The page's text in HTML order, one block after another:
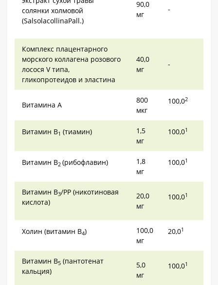
солянки холмовой
(SalsolacollinaPall.)
90,0
мг
-
Комплекс плацентарного
морского коллагена розового
лосося V типа,
гликопротеидов и эластина
40,0
мг
-
Витамина А
800
мкг
100,02
Витамин В1 (тиамин)
1,5
мг
100,01
Витамин В2 (рибофлавин)
1,8
мг
100,01
Витамин В3/РР (никотиновая
кислота)
20,0
мг
100,01
Холин (витамин В4)
100,0
мг
20,01
Витамин В5 (пантотенат
кальция)
5,0
мг
100,01